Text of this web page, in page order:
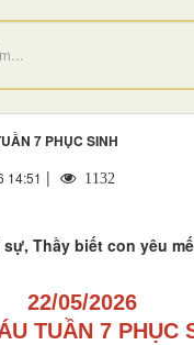
7 PHỤC SINH
14:51 | 1132
Thầy biết con yêu
22/05/2026
TUẦN 7 PHỤC